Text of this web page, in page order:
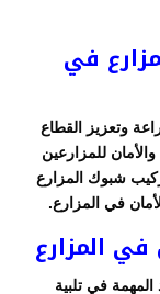
في
وتعزيز القطاع
للمزارعين
شبوك المزارع
في المزارع.
في المزارع
في تلبية